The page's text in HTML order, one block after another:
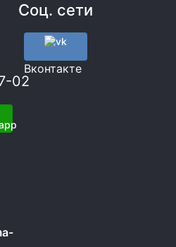
02
Соц. сети
Вконтакте